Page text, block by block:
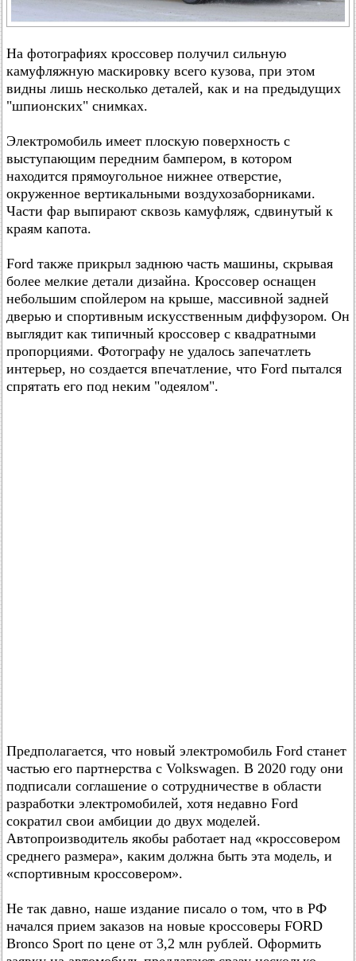
На фотографиях кроссовер получил сильную
камуфляжную маскировку всего кузова, при этом
видны лишь несколько деталей, как и на предыдущих
"шпионских" снимках.
Электромобиль имеет плоскую поверхность с
выступающим передним бампером, в котором
находится прямоугольное нижнее отверстие,
окруженное вертикальными воздухозаборниками.
Части фар выпирают сквозь камуфляж, сдвинутый к
краям капота.
Ford также прикрыл заднюю часть машины, скрывая
более мелкие детали дизайна. Кроссовер оснащен
небольшим спойлером на крыше, массивной задней
дверью и спортивным искусственным диффузором. Он
выглядит как типичный кроссовер с квадратными
пропорциями. Фотографу не удалось запечатлеть
интерьер, но создается впечатление, что Ford пытался
спрятать его под неким "одеялом".
Предполагается, что новый электромобиль Ford станет
частью его партнерства с Volkswagen. В 2020 году они
подписали соглашение о сотрудничестве в области
разработки электромобилей, хотя недавно Ford
сократил свои амбиции до двух моделей.
Автопроизводитель якобы работает над «кроссовером
среднего размера», каким должна быть эта модель, и
«спортивным кроссовером».
Не так давно, наше издание писало о том, что в РФ
начался прием заказов на новые кроссоверы FORD
Bronco Sport по цене от 3,2 млн рублей. Оформить